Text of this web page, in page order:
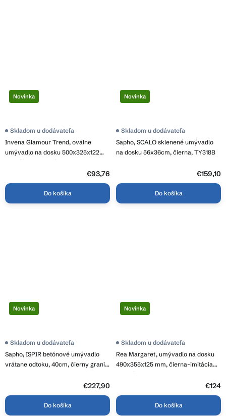
Novinka
Invena Glamour Trend, oválne
umývadlo na dosku 500x325x122
mm, čierna matná, INV-CE-63-W05-
Skladom u dodávateľa
€93,76
Do košíka
Novinka
Sapho, SCALO sklenené umývadlo
na dosku 56x36cm, čierna, TY318B
Skladom u dodávateľa
€159,10
Do košíka
Novinka
Sapho, ISPIR betónové umývadlo
vrátane odtoku, 40cm, čierny granit,
Skladom u dodávateľa
€227,90
Do košíka
Novinka
Rea Margaret, umývadlo na dosku
490x355x125 mm, čierna-imitácia
kameňa, REA-U7344
Skladom u dodávateľa
€124
Do košíka